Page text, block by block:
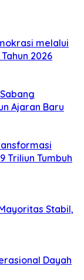
melalui
2026
Ajaran Baru
Triliun Tumbuh
Stabil,
Dayah